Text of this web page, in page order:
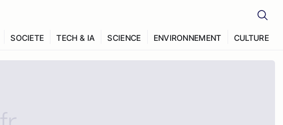
SOCIETE TECH & IA SCIENCE ENVIRONNEMENT CULTURE